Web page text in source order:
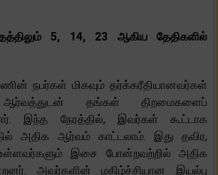
5, 14, 23 ஆகிய தேதிகளில்
நபர்கள் மிகவும் தர்க்கரீதியானவர்கள்
தங்கள் திறமைகளைப்
இந்த நேரத்தில், இவர்கள் கூட்டாக
அதிக ஆர்வம் காட்டலாம். இது தவிர,
இசை போன்றவற்றில் அதிக
அவர்களின் மகிழ்ச்சியான இயல்பு